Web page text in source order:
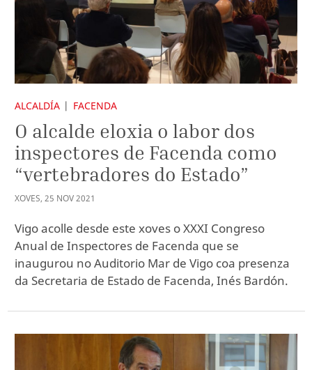
ALCALDÍA FACENDA
O alcalde eloxia o labor dos
inspectores de Facenda como
“vertebradores do Estado”
XOVES, 25 NOV2021
Vigo acolle desde este xoves o XXXI Congreso
Anual de Inspectores de Facenda que se
inaugurou no Auditorio Mar de Vigo coa presenza
da Secretaria de Estado de Facenda, Inés Bardón.